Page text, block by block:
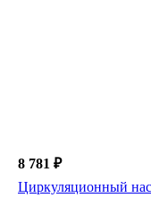
8 781 ₽
Циркуляционный